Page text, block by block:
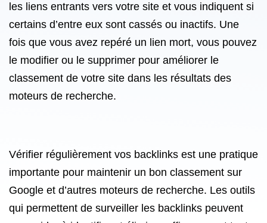
les liens entrants vers votre site et vous indiquent si
certains d’entre eux sont cassés ou inactifs. Une
fois que vous avez repéré un lien mort, vous pouvez
le modifier ou le supprimer pour améliorer le
classement de votre site dans les résultats des
moteurs de recherche.
Vérifier régulièrement vos backlinks est une pratique
importante pour maintenir un bon classement sur
Google et d’autres moteurs de recherche. Les outils
qui permettent de surveiller les backlinks peuvent